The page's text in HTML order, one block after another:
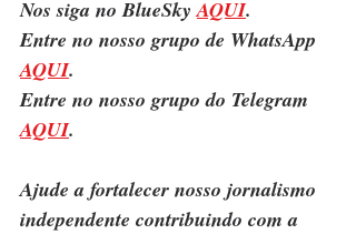
Nos siga no BlueSky AQUI.
Entre no nosso grupo de WhatsApp
AQUI.
Entre no nosso grupo do Telegram
AQUI.
Ajude a fortalecer nosso jornalismo
independente contribuindo com a